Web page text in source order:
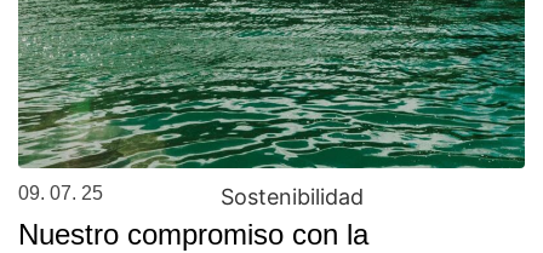
09. 07. 25 Sostenibilidad
Nuestro compromiso con la